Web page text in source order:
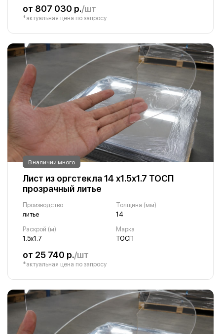
от 807 030 р./шт
*актуальная цена по запросу
В наличии много
Лист из оргстекла 14 х1.5х1.7 ТОСП
прозрачный литье
Производство
литье
Толщина (мм)
14
Раскрой (м)
1.5х1.7
Марка
ТОСП
от 25 740 р./шт
*актуальная цена по запросу